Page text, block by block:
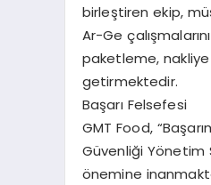
birleştiren ekip,
Ar-Ge
paketleme, nakliye
getirmektedir.
Başarı Felsefesi
GMT Food,
Güvenliği Yönetim
önemine